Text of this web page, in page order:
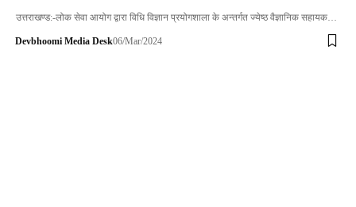
उत्तराखण्ड:-लोक सेवा आयोग द्वारा विधि विज्ञान प्रयोगशाला के अन्तर्गत ज्येष्ठ वैज्ञानिक सहायक…
Devbhoomi Media Desk06/Mar/2024